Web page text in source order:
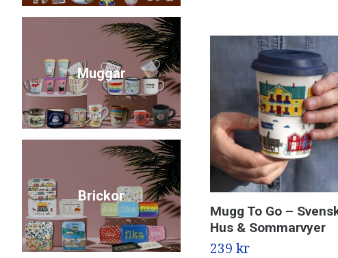
Muggar
Brickor
Mugg To Go –
Hus & Sommarvyer
239 kr